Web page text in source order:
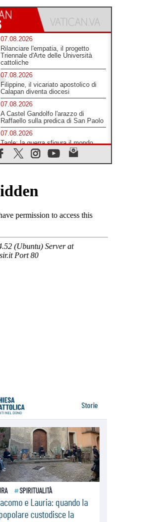
07.08.2026
Rilanciare l'empatia, il progetto
Triennale d'Arte delle Università
cattoliche
07.08.2026
Filippine, il vicariato apostolico di
Calapan diventa diocesi
07.08.2026
A Castel Gandolfo l'arazzo di
Raffaello sulla predica di San Paolo
07.08.2026
Tagle: la guerra sfigura il mondo,
solo la rivelazione di Dio lo
trasfigura
intensi tra Chiesa, popolo e
istituzioni
SIGNIS 2026, dare voce alle
07.08.2026
Honduras, gli sfollati invisibili di una
crisi dimenticata